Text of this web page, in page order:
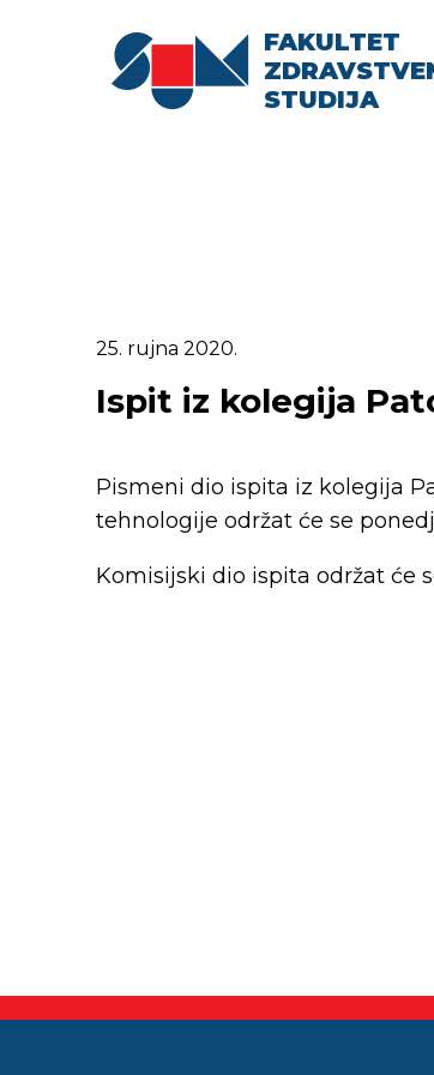
FAKULTET
STUDIJA
25. rujna 2020.
Ispit iz kolegija
Pismeni dio ispita iz kolegija
tehnologije održat će se
Komisijski dio ispita održat će